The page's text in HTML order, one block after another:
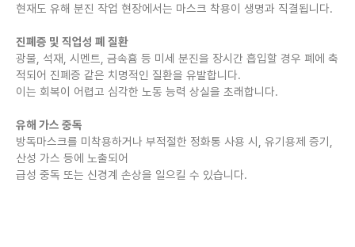
현재도 유해 분진 작업 현장에서는 마스크 착용이 생명과 직결됩니다.
진폐증 및 직업성 폐 질환
광물, 석재, 시멘트, 금속흄 등 미세 분진을 장시간 흡입할 경우 폐에 축
적되어 진폐증 같은 치명적인 질환을 유발합니다.
이는 회복이 어렵고 심각한 노동 능력 상실을 초래합니다.
유해 가스 중독
방독마스크를 미착용하거나 부적절한 정화통 사용 시, 유기용제 증기,
산성 가스 등에 노출되어
급성 중독 또는 신경계 손상을 일으킬 수 있습니다.